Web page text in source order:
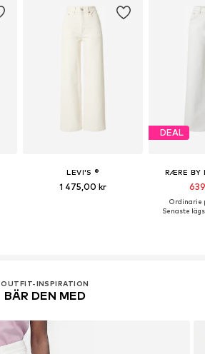
LEVI'S ®
1 475,00 kr
DEAL
RÆRE BY
Ordinarie
Senaste
OUTFIT-INSPIRATION
BÄR DEN MED